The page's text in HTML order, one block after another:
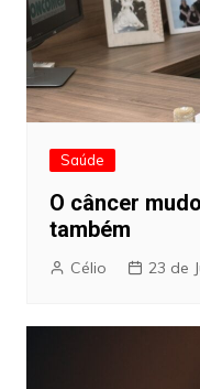
Saúde
O câncer
também
Célio 23 de